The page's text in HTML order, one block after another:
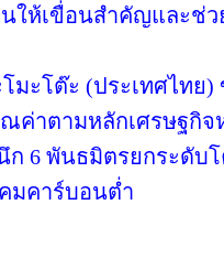
ให้เขื่อนสำคัญและช่ว
โมะโต๊ะ (ประเทศไทย
ค่าตามหลักเศรษฐกิจ
6 พันธมิตรยกระดับโ
มคาร์บอนต่ำ